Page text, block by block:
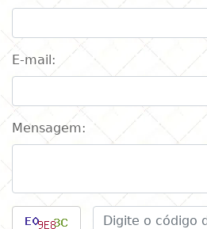
E-mail:
Mensagem: